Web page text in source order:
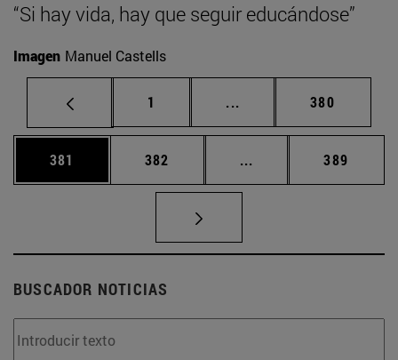
“Si hay vida, hay que seguir educándose”
Imagen Manuel Castells
Página
1 ... Páginas intermedias
Página
380
Página
381 Página
382 ... Páginas intermedias
Página
389
BUSCADOR NOTICIAS